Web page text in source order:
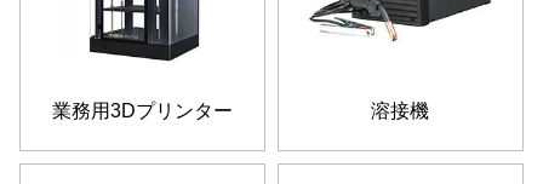
業務用3Dプリンター 溶接機